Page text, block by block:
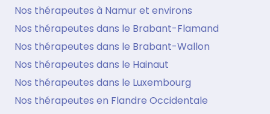
Nos thérapeutes à Namur et environs
Nos thérapeutes dans le Brabant-Flamand
Nos thérapeutes dans le Brabant-Wallon
Nos thérapeutes dans le Hainaut
Nos thérapeutes dans le Luxembourg
Nos thérapeutes en Flandre Occidentale